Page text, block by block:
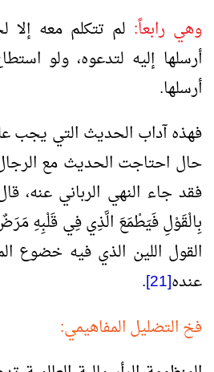
وهي رابعاً: لم تتكلم معه إلا
أرسلها إليه لتدعوه، ولو
أرسلها.
فهذه آداب الحديث التي يجب
حال احتاجت الحديث مع
فقد جاء النهي الرباني عنه،
القول اللين الذي فيه خضوع
عنده[21]
.
فخ التضليل المفاهيمي: